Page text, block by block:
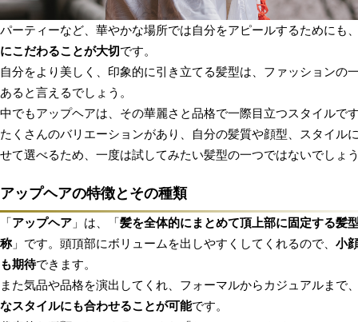
パーティーなど、華やかな場所では自分をアピールするためにも
にこだわることが大切です。
自分をより美しく、印象的に引き立てる髪型は、ファッションの
あると言えるでしょう。
中でもアップヘアは、その華麗さと品格で一際目立つスタイルで
たくさんのバリエーションがあり、自分の髪質や顔型、スタイル
せて選べるため、一度は試してみたい髪型の一つではないでしょ
アップヘアの特徴とその種類
「アップヘア 」は、「髪を全体的にまとめて頂上部に固定する髪
称」です。頭頂部にボリュームを出しやすくしてくれるので、 小
も期待できます。
また気品や品格を演出してくれ、フォーマルからカジュアルまで
なスタイルにも合わせることが可能です。